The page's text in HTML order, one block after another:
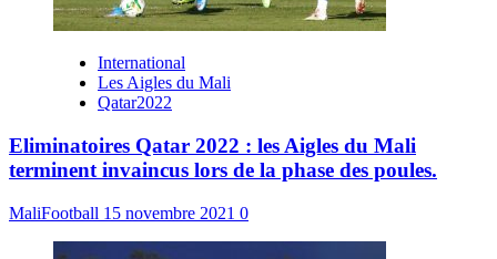
International
Les Aigles du Mali
Qatar2022
Eliminatoires Qatar 2022 : les Aigles du Mali
terminent invaincus lors de la phase des poules.
MaliFootball 15 novembre 2021 0